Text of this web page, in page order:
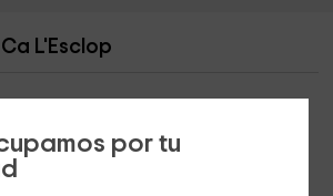
por tu
L'Esclop
encuentra dentro de la provincia de
en la preciosa y tradicional
.